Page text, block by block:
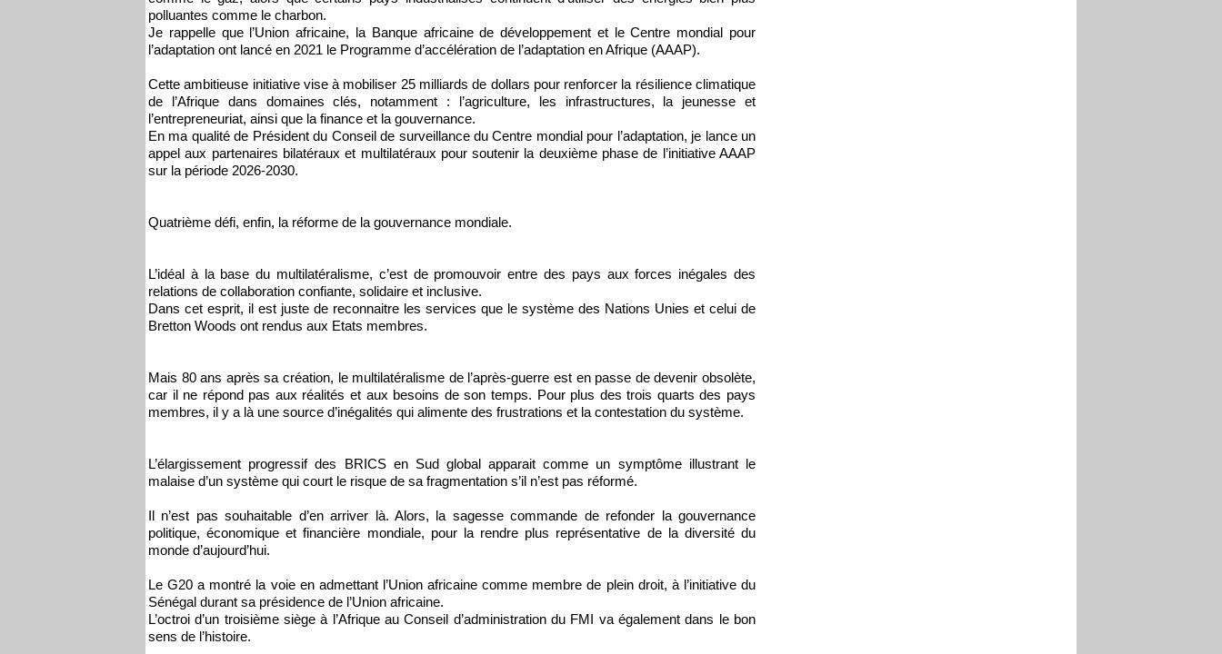
polluantes comme le charbon.
Je rappelle que l’Union africaine, la Banque africaine de développement et le Centre mondial pour
l’adaptation ont lancé en 2021 le Programme d’accélération de l’adaptation en Afrique (AAAP).
Cette ambitieuse initiative vise à mobiliser 25 milliards de dollars pour renforcer la résilience climatique
de l’Afrique dans domaines clés, notamment : l’agriculture, les infrastructures, la jeunesse et
l’entrepreneuriat, ainsi que la finance et la gouvernance.
En ma qualité de Président du Conseil de surveillance du Centre mondial pour l’adaptation, je lance un
appel aux partenaires bilatéraux et multilatéraux pour soutenir la deuxième phase de l’initiative AAAP
sur la période 2026-2030.
Quatrième défi, enfin, la réforme de la gouvernance mondiale.
L’idéal à la base du multilatéralisme, c’est de promouvoir entre des pays aux forces inégales des
relations de collaboration confiante, solidaire et inclusive.
Dans cet esprit, il est juste de reconnaitre les services que le système des Nations Unies et celui de
Bretton Woods ont rendus aux Etats membres.
Mais 80 ans après sa création, le multilatéralisme de l’après-guerre est en passe de devenir obsolète,
car il ne répond pas aux réalités et aux besoins de son temps. Pour plus des trois quarts des pays
membres, il y a là une source d’inégalités qui alimente des frustrations et la contestation du système.
L’élargissement progressif des BRICS en Sud global apparait comme un symptôme illustrant le
malaise d’un système qui court le risque de sa fragmentation s’il n’est pas réformé.
Il n’est pas souhaitable d’en arriver là. Alors, la sagesse commande de refonder la gouvernance
politique, économique et financière mondiale, pour la rendre plus représentative de la diversité du
monde d’aujourd’hui.
Le G20 a montré la voie en admettant l’Union africaine comme membre de plein droit, à l’initiative du
Sénégal durant sa présidence de l’Union africaine.
L’octroi d’un troisième siège à l’Afrique au Conseil d’administration du FMI va également dans le bon
sens de l’histoire.